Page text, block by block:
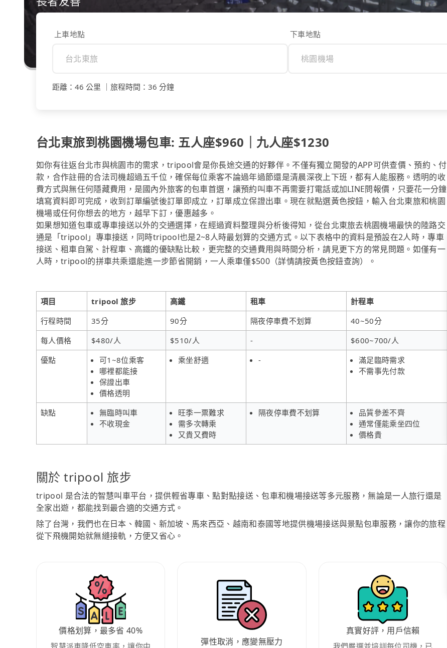
上車地點 下車地點
距離 ： 46 公里 旅程時間 ： 36 分鐘
台北東旅到桃園機場包車: 五人座$960｜九人座$1230
如你有往返台北市與桃園市的需求，tripool會是你長途交通的好夥伴。不僅有獨立開發的APP可供查價、預約、付
款，合作註冊的合法司機超過五千位，確保每位乘客不論過年過節還是清晨深夜上下班，都有人能服務。透明的收
費方式與無任何隱藏費用，是國內外旅客的包車首選，讓預約叫車不再需要打電話或加LINE問報價，只要花一分鐘
填寫資料即可完成，收到訂單編號後訂單即成立，訂單成立保證出車。現在就點選黃色按鈕，輸入台北東旅和桃園
機場或任何你想去的地方，越早下訂，優惠越多。
如果想知道包車或專車接送以外的交通選擇，在經過資料整理與分析後得知，從台北東旅去桃園機場最快的陸路交
通是「tripool」專車接送，同時tripool也是2~8人時最划算的交通方式。以下表格中的資料是預設在2人時，專車
接送、租車自駕、計程車、高鐵的優缺點比較，更完整的交通費用與時間分析，請見更下方的常見問題。如僅有一
人時，tripool的拼車共乘還能進一步節省開銷，一人乘車僅$500（詳情請按黃色按鈕查詢）。
項目 tripool 旅步 高鐵 租車
計程車
行程時間
35分 90分 隔夜停車費不划算
40~50分
每人價格
$480/人 $510/人 -
$600~700/人
優點
可1~8位乘客
哪裡都能接
保證出車
價格透明
乘坐舒適 -
滿足臨時需求
不需事先付款
缺點
無臨時叫車
不收現金
旺季一票難求
需多次轉乘
又貴又費時
隔夜停車費不划算
品質參差不齊
通常僅能乘坐四位
價格貴
關於 tripool 旅步
tripool 是合法的智慧叫車平台，提供輕省專車、點對點接送、包車和機場接送等多元服務，無論是一人旅行還是
全家出遊，都能找到最合適的交通方式。
除了台灣，我們也在日本、韓國、新加坡、馬來西亞、越南和泰國等地提供機場接送與景點包車服務，讓你的旅程
從下飛機開始就無縫接軌，方便又省心。
價格划算，最多省 40%
智慧派車降低空車率，讓你中
彈性取消，應變無壓力
真實好評，用戶信賴
我們嚴選並培訓每位司機，已